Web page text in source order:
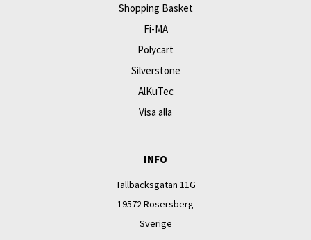
Shopping Basket
Fi-MA
Polycart
Silverstone
AlKuTec
Visa alla
INFO
Tallbacksgatan 11G
19572 Rosersberg
Sverige